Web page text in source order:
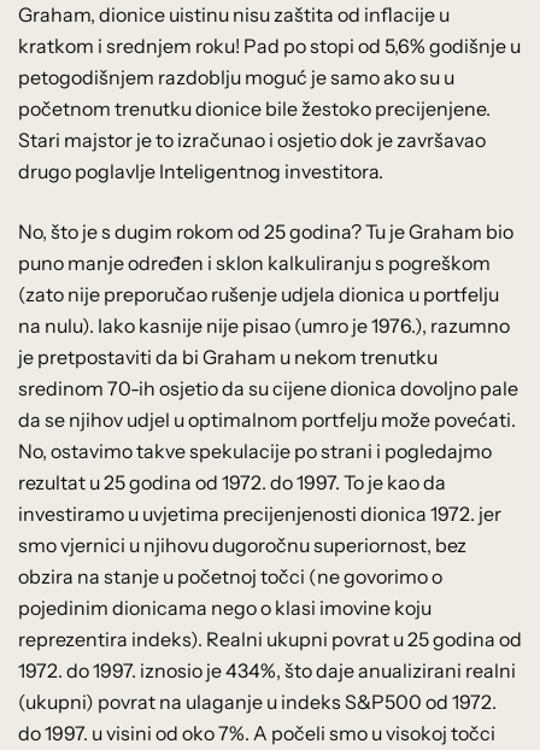
Graham, dionice uistinu nisu zaštita od inflacije u
kratkom i srednjem roku! Pad po stopi od 5,6% godišnje u
petogodišnjem razdoblju moguć je samo ako su u
početnom trenutku dionice bile žestoko precijenjene.
Stari majstor je to izračunao i osjetio dok je završavao
drugo poglavlje Inteligentnog investitora.
No, što je s dugim rokom od 25 godina? Tu je Graham bio
puno manje određen i sklon kalkuliranju s pogreškom
(zato nije preporučao rušenje udjela dionica u portfelju
na nulu). Iako kasnije nije pisao (umro je 1976.), razumno
je pretpostaviti da bi Graham u nekom trenutku
sredinom 70-ih osjetio da su cijene dionica dovoljno pale
da se njihov udjel u optimalnom portfelju može povećati.
No, ostavimo takve spekulacije po strani i pogledajmo
rezultat u 25 godina od 1972. do 1997. To je kao da
investiramo u uvjetima precijenjenosti dionica 1972. jer
smo vjernici u njihovu dugoročnu superiornost, bez
obzira na stanje u početnoj točci (ne govorimo o
pojedinim dionicama nego o klasi imovine koju
reprezentira indeks). Realni ukupni povrat u 25 godina od
1972. do 1997. iznosio je 434%, što daje anualizirani realni
(ukupni) povrat na ulaganje u indeks S&P500 od 1972.
do 1997. u visini od oko 7%. A počeli smo u visokoj točci